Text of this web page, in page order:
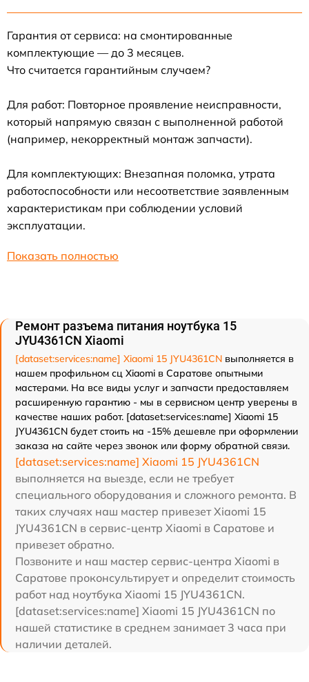
Гарантия от сервиса: на смонтированные
комплектующие — до 3 месяцев.
Что считается гарантийным случаем?
Для работ: Повторное проявление неисправности,
который напрямую связан с выполненной работой
(например, некорректный монтаж запчасти).
Для комплектующих: Внезапная поломка, утрата
работоспособности или несоответствие заявленным
характеристикам при соблюдении условий
эксплуатации.
Показать полностью
Ремонт разъема питания ноутбука 15
JYU4361CN Xiaomi
[dataset:services:name] Xiaomi 15 JYU4361CN выполняется в
нашем профильном сц Xiaomi в Саратове опытными
мастерами. На все виды услуг и запчасти предоставляем
расширенную гарантию - мы в сервисном центр уверены в
качестве наших работ. [dataset:services:name] Xiaomi 15
JYU4361CN будет стоить на -15% дешевле при оформлении
заказа на сайте через звонок или форму обратной связи.
[dataset:services:name] Xiaomi 15 JYU4361CN
выполняется на выезде, если не требует
специального оборудования и сложного ремонта. В
таких случаях наш мастер привезет Xiaomi 15
JYU4361CN в сервис-центр Xiaomi в Саратове и
привезет обратно.
Позвоните и наш мастер сервис-центра Xiaomi в
Саратове проконсультирует и определит стоимость
работ над ноутбука Xiaomi 15 JYU4361CN.
[dataset:services:name] Xiaomi 15 JYU4361CN по
нашей статистике в среднем занимает 3 часа при
наличии деталей.